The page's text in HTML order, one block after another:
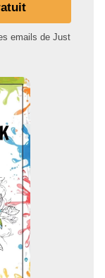
emails de Just